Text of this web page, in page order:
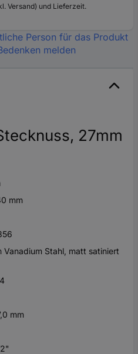
Versand) und Lieferzeit.
Person für das Produkt
melden
27mm
mm
Vanadium Stahl, matt satiniert
mm